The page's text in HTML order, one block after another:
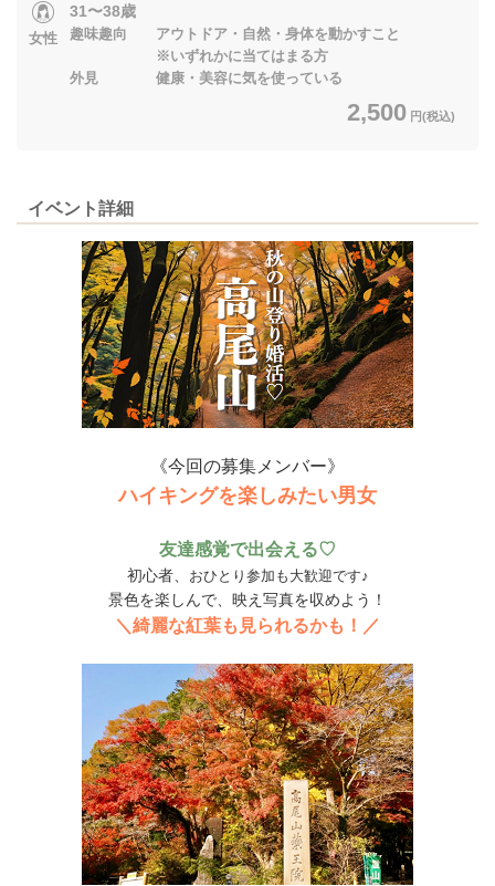
女性
31〜38歳
趣味趣向 アウトドア・自然・身体を動かすこと
※いずれかに当てはまる方
外見 健康・美容に気を使っている
2,500 円(税込)
イベント詳細
《今回の募集メンバー》
ハイキングを楽しみたい男女
友達感覚で出会える♡
初心者、 おひとり参加も大歓迎です♪
景色を楽しんで、映え写真を収めよう！
＼綺麗な紅葉も見られるかも！／